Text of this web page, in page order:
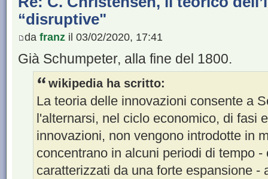
“disruptive"
da franz il 03/02/2020, 17:41
Già Schumpeter, alla fine del 1800.
wikipedia ha scritto:
La teoria delle innovazioni consente a
l'alternarsi, nel ciclo economico, di fasi
innovazioni, non vengono introdotte in
concentrano in alcuni periodi di tempo
caratterizzati da una forte espansione -